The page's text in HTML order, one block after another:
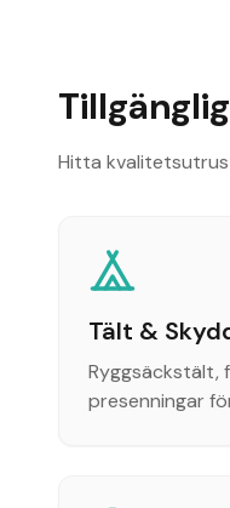
Hitta
Tält &
Ryggsäckstält,
presenningar